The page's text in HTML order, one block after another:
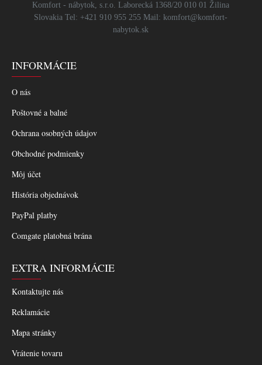
Komfort - nábytok, s.r.o. Laborecká 1368/20 010 01 Žilina
Slovakia Tel: +421 910 955 255 Mail: komfort@komfort-
nabytok.sk
INFORMÁCIE
O nás
Poštovné a balné
Ochrana osobných údajov
Obchodné podmienky
Môj účet
História objednávok
PayPal platby
Comgate platobná brána
EXTRA INFORMÁCIE
Kontaktujte nás
Reklamácie
Mapa stránky
Vrátenie tovaru